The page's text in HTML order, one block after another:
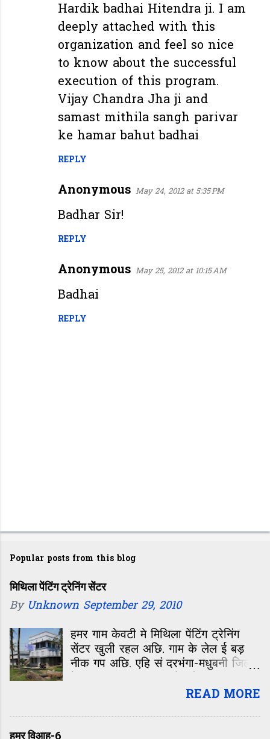
Hardik badhai Hitendra ji. I am
deeply attached with this
organization and feel so nice
to know about the successful
execution of this program.
Vijay Chandra Jha ji and
samast mithila sangh parivar
ke hamar bahut badhai
REPLY
Anonymous May 24, 2012 at 5:35 PM
Badhar Sir!
REPLY
Anonymous May 25, 2012 at 10:15 AM
Badhai
REPLY
P
o
t
a
C
o
m
m
n
t
Popular posts from this blog
मिथिला पेंटिंग ट्रेनिंग सेंटर
By Unknown September 29, 2010
हमर गाम केवटी मे मिथिला पेंटिंग ट्रेनिंग
सेंटर खुली रहल अछि. गाम के लेल ई बड़
नीक गप अछि. एहि सं दरभंगा-मधुबनी जिला
उठा सकय छथिन्ह. किएक त हमर गाम
केवटी द क दरभंगा सं नेपालक सीमा
READ MORE
हमर विआह-6